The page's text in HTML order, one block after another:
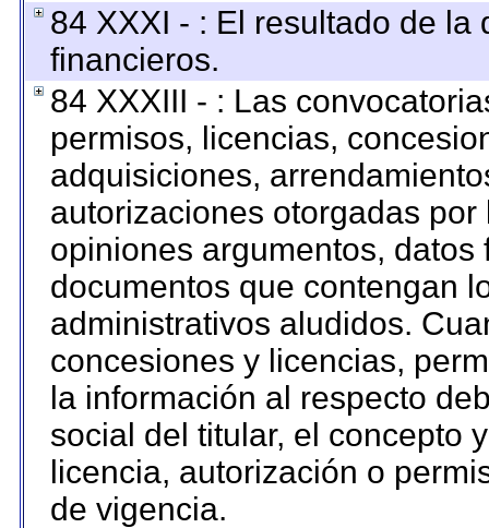
84 XXXI - : El resultado de
financieros.
84 XXXIII - : Las
permisos, licencias,
adquisiciones,
autorizaciones otorgadas
opiniones argumentos,
documentos que contengan
administrativos aludidos.
concesiones y licencias,
la información al respecto
social del titular, el concepto
licencia, autorización o
de vigencia.